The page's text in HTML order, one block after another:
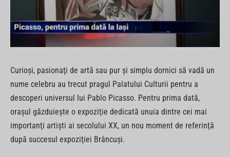
Curioşi, pasionaţi de artă sau pur şi simplu dornici să vadă un
nume celebru au trecut pragul Palatului Culturii pentru a
descoperi universul lui Pablo Picasso. Pentru prima dată,
oraşul găzduieşte o expoziţie dedicată unuia dintre cei mai
importanţi artişti ai secolului XX, un nou moment de referinţă
după succesul expoziţiei Brâncuşi.